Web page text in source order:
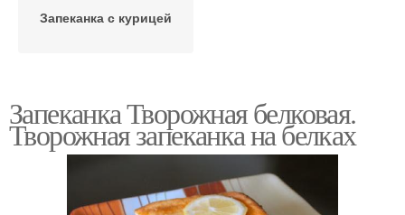
Запеканка с курицей
Запеканка Творожная белковая.
Творожная запеканка на белках